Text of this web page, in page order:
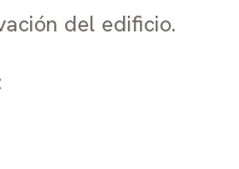
del edificio.